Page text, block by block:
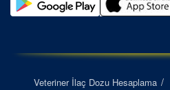
Veteriner İlaç Dozu Hesaplama